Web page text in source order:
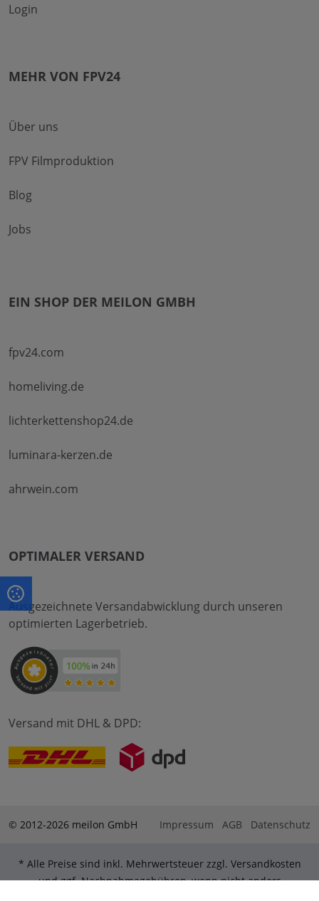
Login
MEHR VON FPV24
Über uns
FPV Filmproduktion
Blog
Jobs
EIN SHOP DER MEILON GMBH
fpv24.com
homeliving.de
lichterkettenshop24.de
luminara-kerzen.de
ahrwein.com
OPTIMALER VERSAND
Ausgezeichnete Versandabwicklung durch unseren
optimierten Lagerbetrieb.
Versand mit DHL & DPD:
© 2012-2026 meilon GmbH Impressum AGB Datenschutz
* Alle Preise sind inkl. Mehrwertsteuer zzgl. Versandkosten
und ggf. Nachnahmegebühren, wenn nicht anders